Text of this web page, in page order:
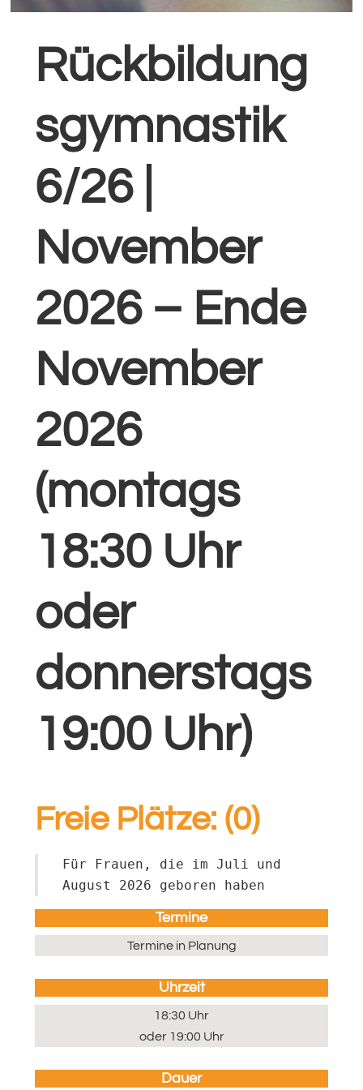
Rückbildung
sgymnastik
6/26 |
November
2026 – Ende
November
2026
(montags
18:30 Uhr
oder
donnerstags
19:00 Uhr)
Freie Plätze: (0)
Für Frauen, die im Juli und
August 2026 geboren haben
Termine
Termine in Planung
Uhrzeit
18:30 Uhr
oder 19:00 Uhr
Dauer